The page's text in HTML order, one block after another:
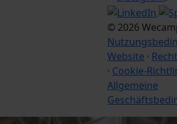
© 2026
Website ·
· Cookie-
Allgemeine